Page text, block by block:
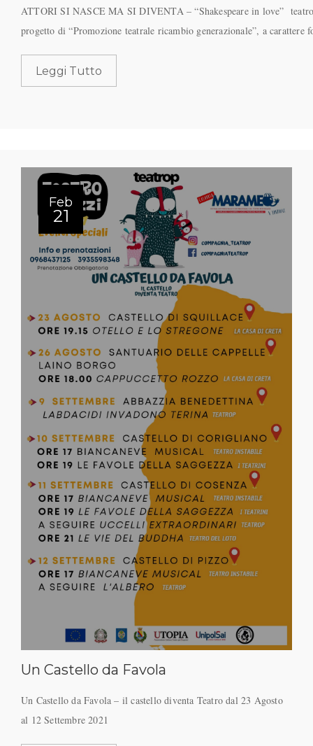
ATTORI SI NASCE MA SI DIVENTA – “Shakespeare in love”
progetto di “Promozione teatrale ricambio generazionale”, a
Leggi Tutto
Feb
21
Un Castello da Favola
Un Castello da Favola – il castello diventa Teatro dal 23 Agosto
al 12 Settembre 2021